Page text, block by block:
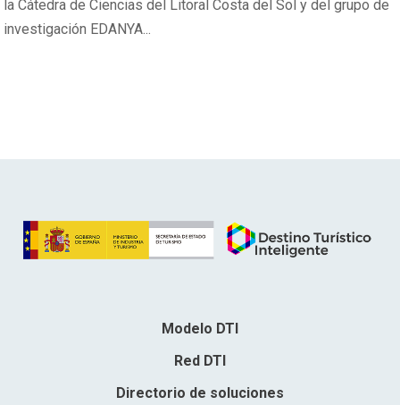
la Cátedra de Ciencias del Litoral Costa del Sol y del grupo de
investigación EDANYA...
Modelo DTI
Red DTI
Directorio de soluciones